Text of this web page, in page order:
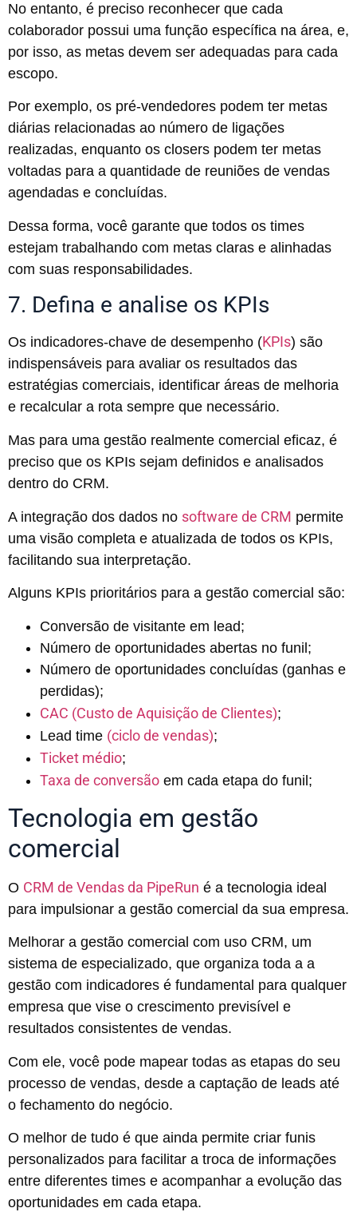
No entanto, é preciso reconhecer que cada
colaborador possui uma função específica na área, e,
por isso, as metas devem ser adequadas para cada
escopo.
Por exemplo, os pré-vendedores podem ter metas
diárias relacionadas ao número de ligações
realizadas, enquanto os closers podem ter metas
voltadas para a quantidade de reuniões de vendas
agendadas e concluídas.
Dessa forma, você garante que todos os times
estejam trabalhando com metas claras e alinhadas
com suas responsabilidades.
7. Defina e analise os KPIs
Os indicadores-chave de desempenho (KPIs) são
indispensáveis para avaliar os resultados das
estratégias comerciais, identificar áreas de melhoria
e recalcular a rota sempre que necessário.
Mas para uma gestão realmente comercial eficaz, é
preciso que os KPIs sejam definidos e analisados
dentro do CRM.
A integração dos dados no software de CRM permite
uma visão completa e atualizada de todos os KPIs,
facilitando sua interpretação.
Alguns KPIs prioritários para a gestão comercial são:
Conversão de visitante em lead;
Número de oportunidades abertas no funil;
Número de oportunidades concluídas (ganhas e
perdidas);
CAC (Custo de Aquisição de Clientes);
Lead time (ciclo de vendas);
Ticket médio;
Taxa de conversão em cada etapa do funil;
Tecnologia em gestão
comercial
O CRM de Vendas da PipeRun é a tecnologia ideal
para impulsionar a gestão comercial da sua empresa.
Melhorar a gestão comercial com uso CRM, um
sistema de especializado, que organiza toda a a
gestão com indicadores é fundamental para qualquer
empresa que vise o crescimento previsível e
resultados consistentes de vendas.
Com ele, você pode mapear todas as etapas do seu
processo de vendas, desde a captação de leads até
o fechamento do negócio.
O melhor de tudo é que ainda permite criar funis
personalizados para facilitar a troca de informações
entre diferentes times e acompanhar a evolução das
oportunidades em cada etapa.